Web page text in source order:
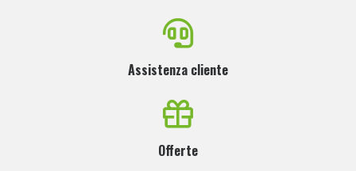
Assistenza cliente
Offerte